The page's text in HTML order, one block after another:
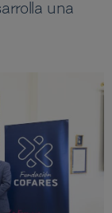
una